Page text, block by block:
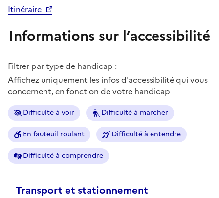
Itinéraire
Informations sur l’accessibilité
Filtrer par type de handicap :
Affichez uniquement les infos d'accessibilité qui vous
concernent, en fonction de votre handicap
Difficulté à voir Difficulté à marcher
En fauteuil roulant Difficulté à entendre
Difficulté à comprendre
Transport et stationnement